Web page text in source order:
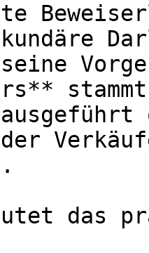
der
das